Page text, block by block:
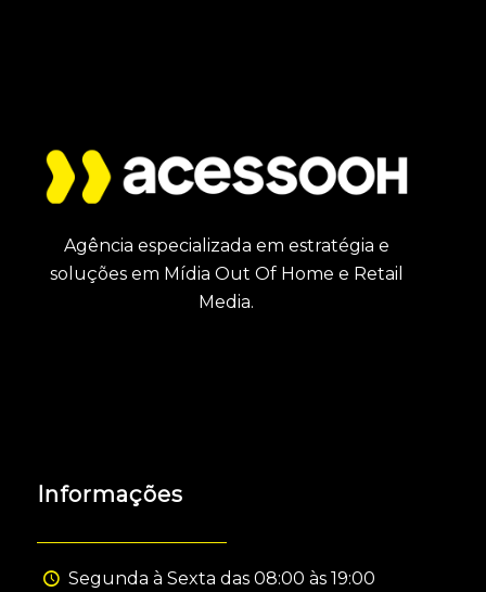
Agência especializada em estratégia e
soluções em Mídia Out Of Home e Retail
Media.
Informações
Segunda à Sexta das 08:00 às 19:00